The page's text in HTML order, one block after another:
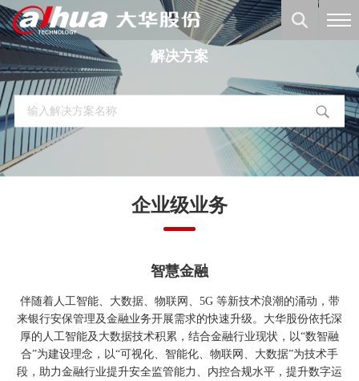
解决方案
企业级业务
智慧金融
伴随着人工智能、大数据、物联网、5G 等新技术浪潮的涌动，带
来银行安保管理及金融业务开展需求的快速升级。大华股份依托深
厚的人工智能及大数据技术积累，结合金融行业现状，以“数智融
合”为建设理念，以“可视化、智能化、物联网、大数据”为技术手
段，助力金融行业提升安全监管能力、内控合规水平，提升数字运